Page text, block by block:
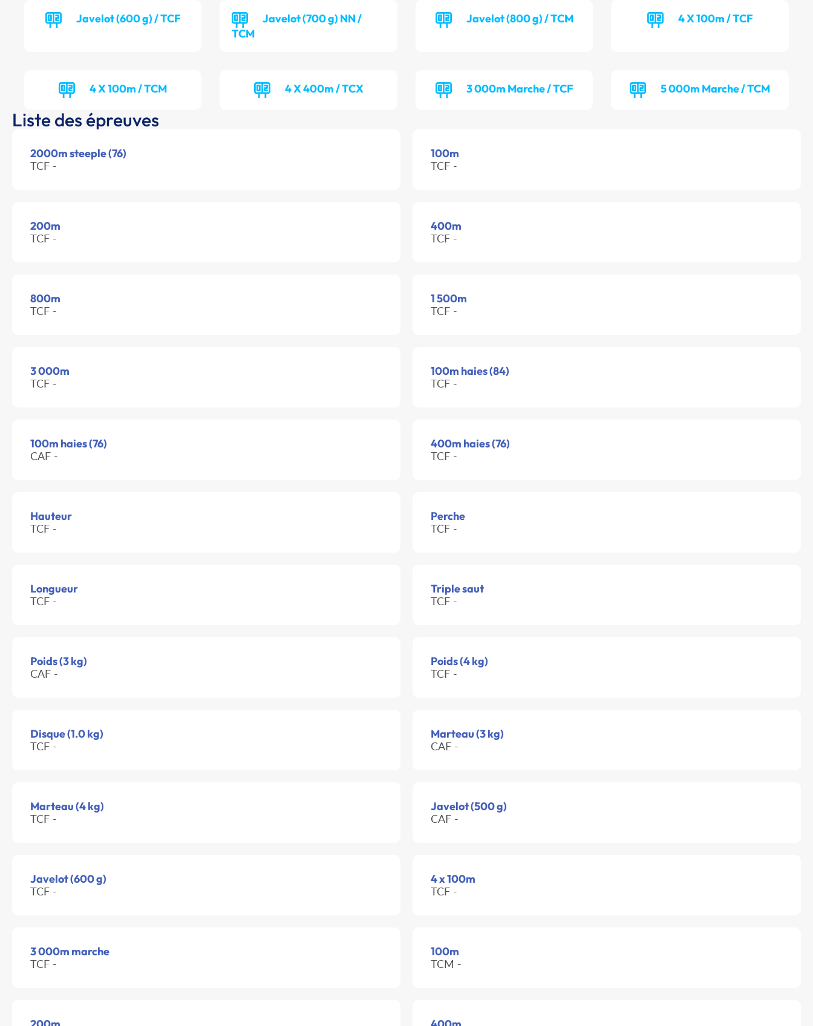
Javelot (600 g) / TCF
Javelot (700 g) NN /
TCM
Javelot (800 g) / TCM 4 X 100m / TCF
4 X 100m / TCM 4 X 400m / TCX 3 000m Marche / TCF 5 000m Marche / TCM
Liste des épreuves
2000m steeple (76)
TCF -
100m
TCF -
200m
TCF -
400m
TCF -
800m
TCF -
1 500m
TCF -
3 000m
TCF -
100m haies (84)
TCF -
100m haies (76)
CAF -
400m haies (76)
TCF -
Hauteur
TCF -
Perche
TCF -
Longueur
TCF -
Triple saut
TCF -
Poids (3 kg)
CAF -
Poids (4 kg)
TCF -
Disque (1.0 kg)
TCF -
Marteau (3 kg)
CAF -
Marteau (4 kg)
TCF -
Javelot (500 g)
CAF -
Javelot (600 g)
TCF -
4 x 100m
TCF -
3 000m marche
TCF -
100m
TCM -